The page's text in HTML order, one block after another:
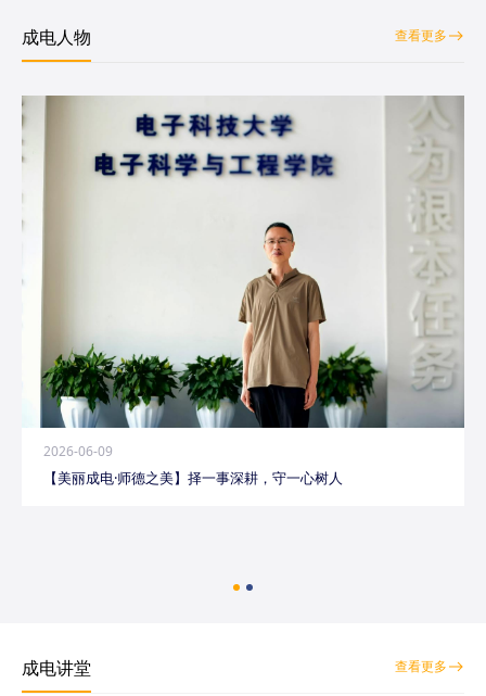
成电人物 查看更多
2026-06-09
【美丽成电·师德之美】择一事深耕，守一心树人
成电讲堂 查看更多